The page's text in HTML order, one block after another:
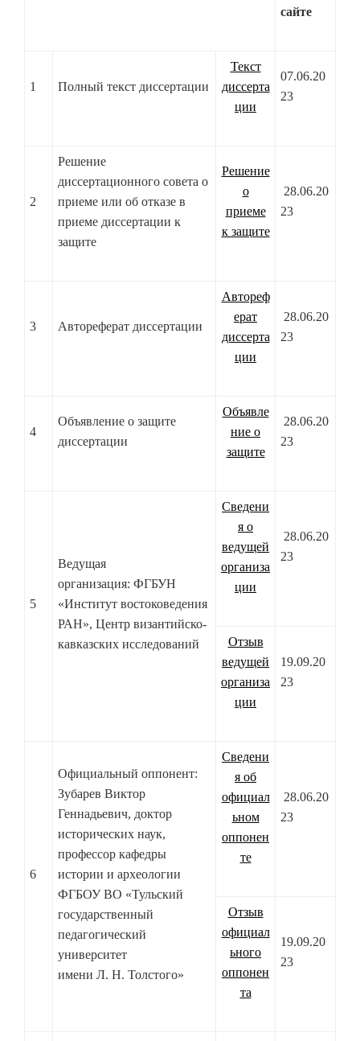
сайте
1 Полный текст диссертации
Текст
диссерта
ции
07.06.20
23
2
Решение
диссертационного совета о
приеме или об отказе в
приеме диссертации к
защите
Решение
о
приеме
к защите
28.06.20
23
3 Автореферат диссертации
Автореф
ерат
диссерта
ции
28.06.20
23
4
Объявление о защите
диссертации
Объявле
ние о
защите
28.06.20
23
5
Ведущая
организация: ФГБУН
«Институт востоковедения
РАН», Центр византийско-
кавказских исследований
Сведени
я о
ведущей
организа
ции
28.06.20
23
Отзыв
ведущей
организа
ции
19.09.20
23
6
Официальный оппонент:
Зубарев Виктор
Геннадьевич, доктор
исторических наук,
профессор кафедры
истории и археологии
ФГБОУ ВО «Тульский
государственный
педагогический
университет
имени Л. Н. Толстого»
Сведени
я об
официал
ьном
оппонен
те
28.06.20
23
Отзыв
официал
ьного
оппонен
та
19.09.20
23